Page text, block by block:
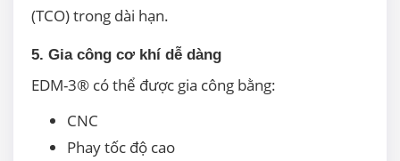
(TCO) trong dài hạn.
5. Gia công cơ khí dễ dàng
EDM-3® có thể được gia công bằng:
CNC
Phay tốc độ cao